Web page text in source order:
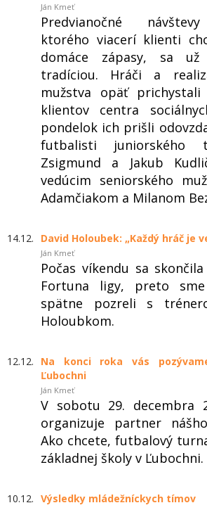
Ján Kmeť
Predvianočné
ktorého viacerí klienti
domáce zápasy, sa
tradíciou. Hráči a
mužstva opäť
klientov centra
pondelok ich prišli
futbalisti juniorského
Zsigmund a Jakub
vedúcim seniorského
Adamčiakom a Milanom
14.12. David Holoubek: „Každý hráč je
Ján Kmeť
Počas víkendu sa
Fortuna ligy, preto
spätne pozreli s
Holoubkom.
12.12.
Na konci roka vás
Ľubochni
Ján Kmeť
V sobotu 29. decembra
organizuje partner
Ako chcete, futbalový
základnej školy v Ľubochni.
10.12. Výsledky mládežníckych tímov